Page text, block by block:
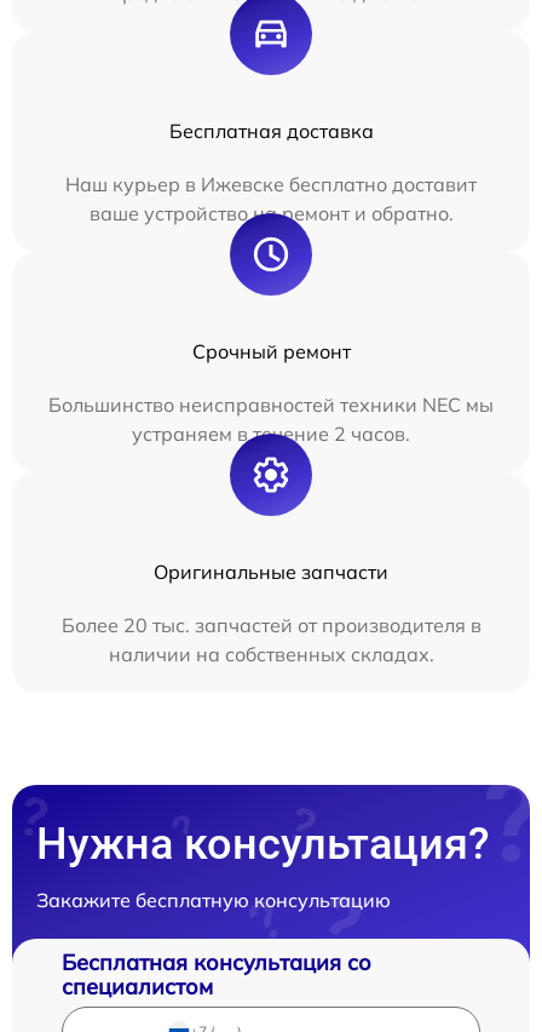
Бесплатная доставка
Наш курьер в Ижевске бесплатно доставит
ваше устройство на ремонт и обратно.
Срочный ремонт
Большинство неисправностей техники NEC мы
устраняем в течение 2 часов.
Оригинальные запчасти
Более 20 тыс. запчастей от производителя в
наличии на собственных складах.
Нужна консультация?
Закажите бесплатную консультацию
Бесплатная консультация со
специалистом